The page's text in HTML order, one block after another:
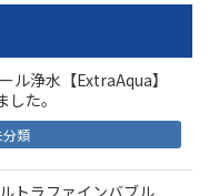
ル浄水【ExtraAqua】
た。
分類
トラファインバブル